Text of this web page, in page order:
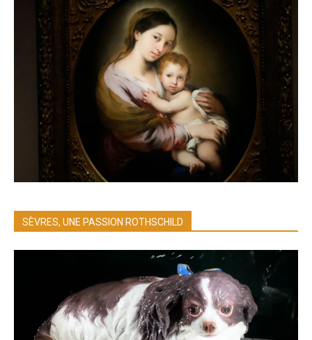
SÈVRES, UNE PASSION ROTHSCHILD